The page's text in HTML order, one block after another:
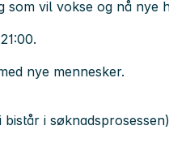
som vil vokse og nå nye
nye mennesker.
i